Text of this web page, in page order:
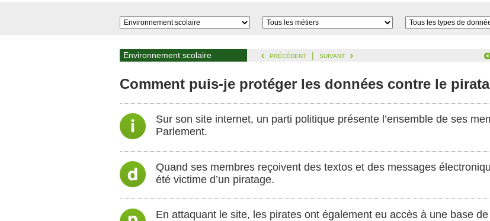
Environnement scolaire PRÉCÉDENT | SUIVANT
Comment puis-je protéger les données contre le
Sur son site internet, un parti politique présente l’ensemble de ses
Parlement.
Quand ses membres reçoivent des textos et des messages
été victime d’un piratage.
En attaquant le site, les pirates ont également eu accès à une base